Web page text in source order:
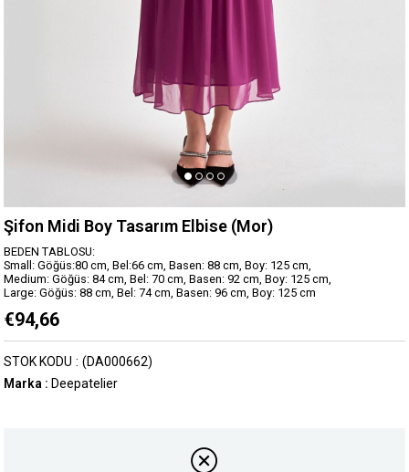
Şifon Midi Boy Tasarım Elbise (Mor)
BEDEN TABLOSU:
Small: Göğüs:80 cm, Bel:66 cm, Basen: 88 cm, Boy: 125 cm,
Medium: Göğüs: 84 cm, Bel: 70 cm, Basen: 92 cm, Boy: 125 cm,
Large: Göğüs: 88 cm, Bel: 74 cm, Basen: 96 cm, Boy: 125 cm
€94,66
(DA000662)
STOK KODU
Marka : Deepatelier